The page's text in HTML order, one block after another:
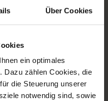
Über Cookies
ein optimales
Dazu zählen Cookies, die
die Steuerung unserer
notwendig sind, sowie
11 Professional